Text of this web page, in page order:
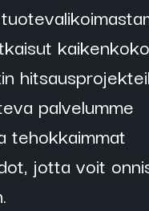
palvelumme
tehokkaimmat
jotta voit